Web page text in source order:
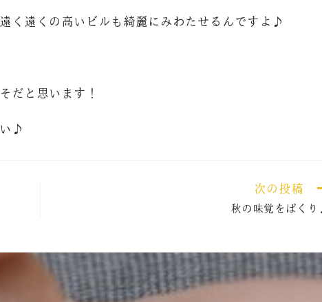
く遠くの高いビルも綺麗にみわたせるんですよ♪
だと思います！
♪
次の投稿
秋の味覚をぱく